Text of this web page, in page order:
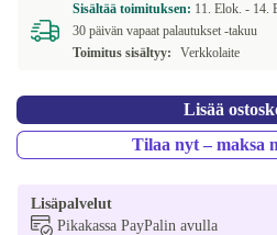
Sisältää toimituksen: 11. Elok. - 14.
30 päivän vapaat palautukset -takuu
Toimitus sisältyy:
Verkkolaite
Lisää
Tilaa nyt – maksa
Lisäpalvelut
Pikakassa PayPalin avulla